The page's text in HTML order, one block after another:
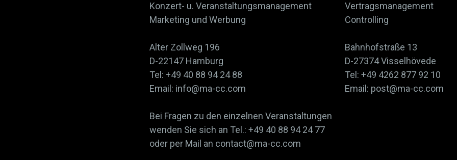
Konzert- u. Veranstaltungsmanagement
Marketing und Werbung
Alter Zollweg 196
D-22147 Hamburg
Tel: +49 40 88 94 24 88
Email: info@ma-cc.com
Bei Fragen zu den einzelnen Veranstaltungen
wenden Sie sich an Tel.: +49 40 88 94 24 77
oder per Mail an contact@ma-cc.com
Vertragsmanagement
Controlling
Bahnhofstraße 13
D-27374 Visselhövede
Tel: +49 4262 877 92 10
Email: post@ma-cc.com